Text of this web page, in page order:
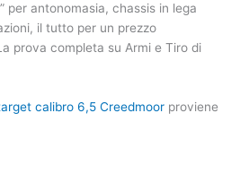
per antonomasia, chassis in lega
il tutto per un prezzo
prova completa su Armi e Tiro di
calibro 6,5 Creedmoor proviene